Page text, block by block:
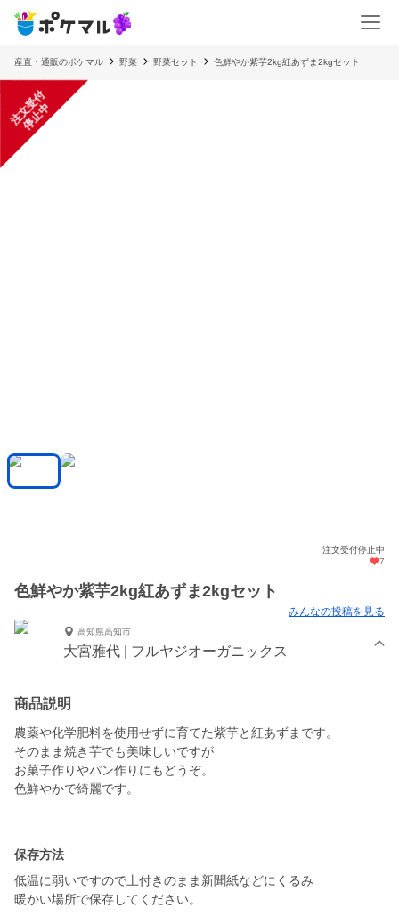
産直・通販のポケマル 野菜 野菜セット 色鮮やか紫芋2kg紅あずま2kgセット
注
文
受
付
停
止
中
注文受付停止中
7
色鮮やか紫芋2kg紅あずま2kgセット
みんなの投稿を見る
高知県高知市
大宮雅代 | フルヤジオーガニックス
商品説明
農薬や化学肥料を使用せずに育てた紫芋と紅あずまです。
そのまま焼き芋でも美味しいですが
お菓子作りやパン作りにもどうぞ。
色鮮やかで綺麗です。
保存方法
低温に弱いですので土付きのまま新聞紙などにくるみ
暖かい場所で保存してください。